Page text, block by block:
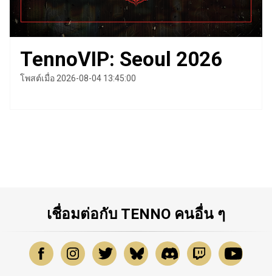
TennoVIP: Seoul 2026
โพสต์เมื่อ 2026-08-04 13:45:00
เชื่อมต่อกับ TENNO คนอื่น ๆ